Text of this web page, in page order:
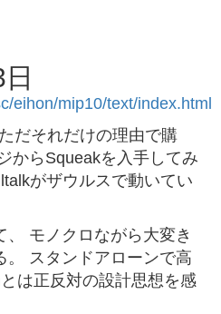
eihon/mip10/text/index.html
だそれだけの理由で購
からSqueakを入手してみ
がザウルスで動いてい
、 モノクロながら大変き
。 スタンドアローンで高
は正反対の設計思想を感